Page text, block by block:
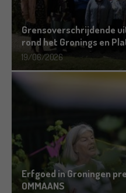
Grensoverschrijdende
rond het Gronings en
19/06/2026
Erfgoed in Groningen
OMMAANS